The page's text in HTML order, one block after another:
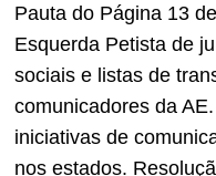
Pauta do Página 13
Esquerda Petista de
sociais e listas de
comunicadores da
iniciativas de
nos estados.